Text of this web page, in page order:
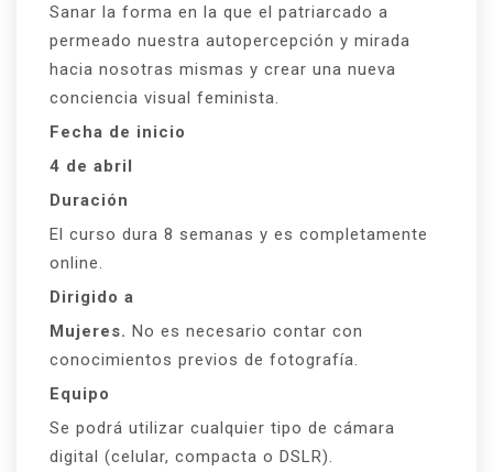
Sanar la forma en la que el patriarcado a
permeado nuestra autopercepción y mirada
hacia nosotras mismas y crear una nueva
conciencia visual feminista.
Fecha de inicio
4 de abril
Duración
El curso dura 8 semanas y es completamente
online.
Dirigido a
Mujeres. No es necesario contar con
conocimientos previos de fotografía.
Equipo
Se podrá utilizar cualquier tipo de cámara
digital (celular, compacta o DSLR).